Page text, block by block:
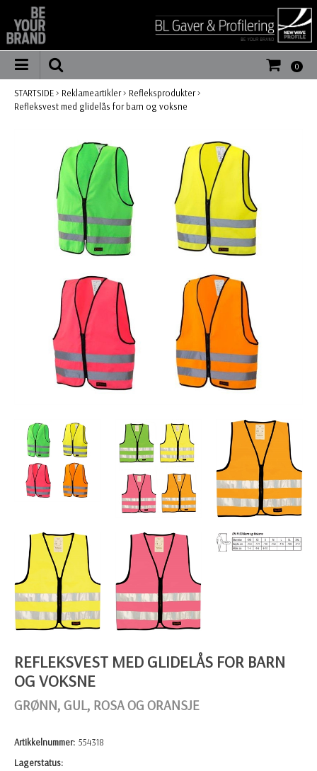
0
STARTSIDE> Reklameartikler> Refleksprodukter>
Refleksvest med glidelås for barn og voksne
REFLEKSVEST MED GLIDELÅS FOR BARN
OG VOKSNE
GRØNN, GUL, ROSA OG ORANSJE
Artikkelnummer: 554318
Lagerstatus: